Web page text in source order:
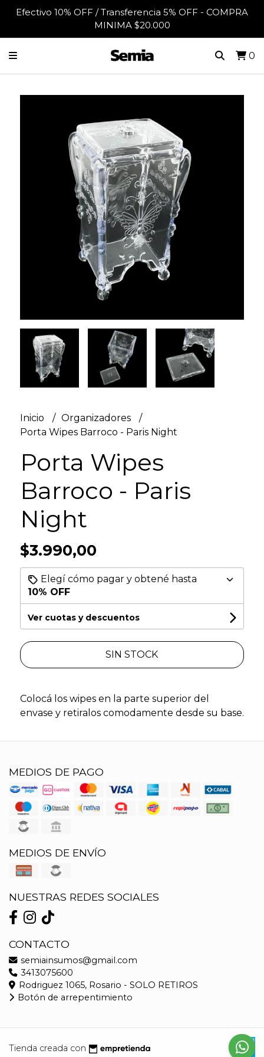
Efectivo 10% OFF / Transferencia 5% OFF - COMPRA
MINIMA $20.000
0
Inicio
Organizadores
Porta Wipes Barroco - Paris Night
Porta Wipes
Barroco - Paris
Night
$3.990,00
Elegí cómo pagar y obtené hasta
10% OFF
Ver cuotas y descuentos
SIN STOCK
Colocá los wipes en la parte superior del
envase y retiralos comodamente desde su base.
MEDIOS DE PAGO
MEDIOS DE ENVÍO
NUESTRAS REDES SOCIALES
CONTACTO
semiainsumos@gmail.com
3413075600
Rodriguez 1065, Rosario - SOLO RETIROS
Botón de arrepentimiento
Tienda creada con